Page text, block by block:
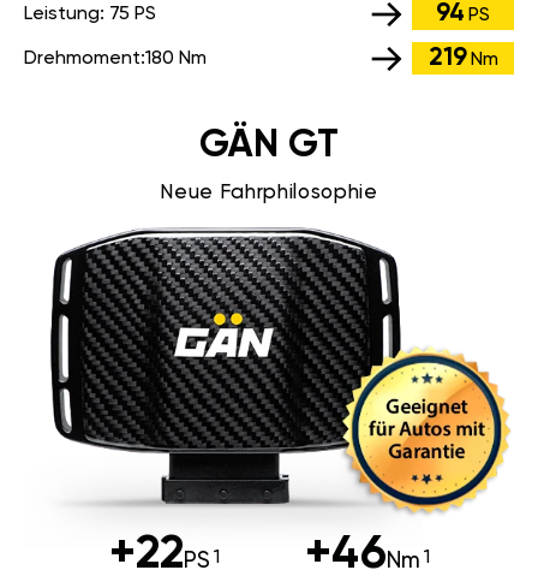
Leistung: 75 PS 94 PS
Drehmoment:180 Nm 219 Nm
GÄN GT
Neue Fahrphilosophie
+22PS +46Nm